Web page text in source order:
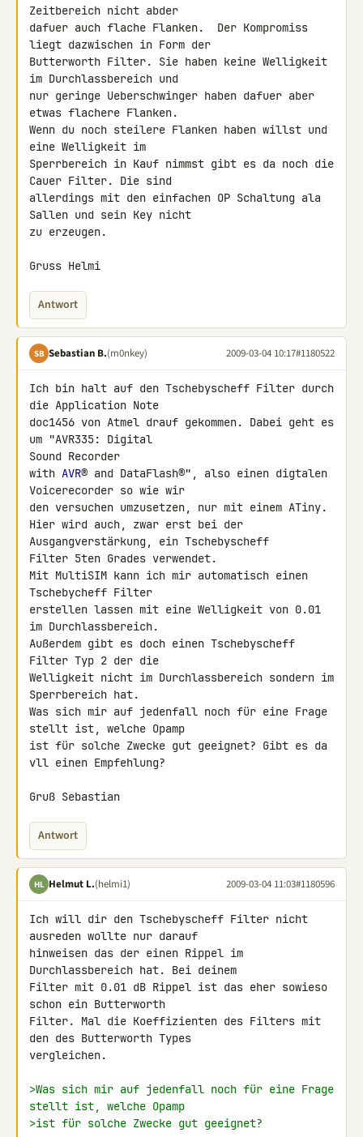
Zeitbereich nicht abder
dafuer auch flache Flanken.  Der Kompromiss
liegt dazwischen in Form der
Butterworth Filter. Sie haben keine Welligkeit
im Durchlassbereich und
nur geringe Ueberschwinger haben dafuer aber
etwas flachere Flanken.
Wenn du noch steilere Flanken haben willst und
eine Welligkeit im
Sperrbereich in Kauf nimmst gibt es da noch die
Cauer Filter. Die sind
allerdings mit den einfachen OP Schaltung ala
Sallen und sein Key nicht
zu erzeugen.
Gruss Helmi
Antwort
SB Sebastian B.(m0nkey) 2009-03-04 10:17#1180522
Ich bin halt auf den Tschebyscheff Filter durch
die Application Note
doc1456 von Atmel drauf gekommen. Dabei geht es
um "AVR335: Digital
Sound Recorder
with AVR® and DataFlash®", also einen digtalen
Voicerecorder so wie wir
den versuchen umzusetzen, nur mit einem ATiny.
Hier wird auch, zwar erst bei der
Ausgangverstärkung, ein Tschebyscheff
Filter 5ten Grades verwendet.
Mit MultiSIM kann ich mir automatisch einen
Tschebycheff Filter
erstellen lassen mit eine Welligkeit von 0.01
im Durchlassbereich.
Außerdem gibt es doch einen Tschebyscheff
Filter Typ 2 der die
Welligkeit nicht im Durchlassbereich sondern im
Sperrbereich hat.
Was sich mir auf jedenfall noch für eine Frage
stellt ist, welche Opamp
ist für solche Zwecke gut geeignet? Gibt es da
vll einen Empfehlung?
Gruß Sebastian
Antwort
HL Helmut L.(helmi1) 2009-03-04 11:03#1180596
Ich will dir den Tschebyscheff Filter nicht
ausreden wollte nur darauf
hinweisen das der einen Rippel im
Durchlassbereich hat. Bei deinem
Filter mit 0.01 dB Rippel ist das eher sowieso
schon ein Butterworth
Filter. Mal die Koeffizienten des Filters mit
den des Butterworth Types
vergleichen.
>Was sich mir auf jedenfall noch für eine Frage
stellt ist, welche Opamp
>ist für solche Zwecke gut geeignet?